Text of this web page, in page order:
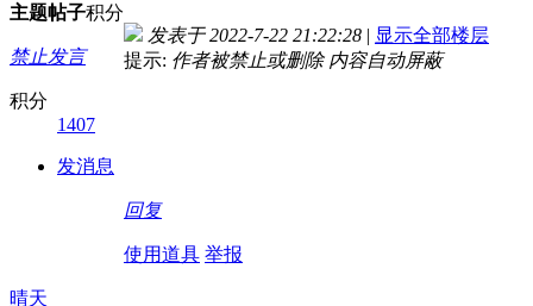
主题帖子积分
禁止发言
积分
1407
发消息
发表于 2022-7-22 21:22:28 | 显示全部楼层
提示: 作者被禁止或删除 内容自动屏蔽
回复
使用道具 举报
晴天